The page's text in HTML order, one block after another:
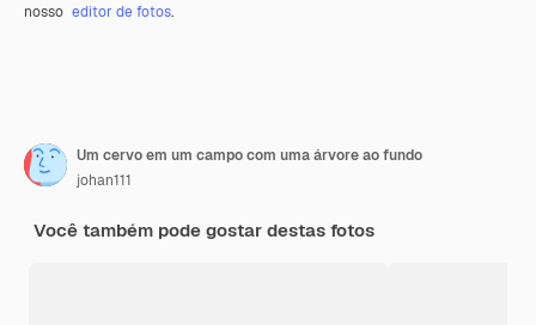
nosso editor de fotos.
Um cervo em um campo com uma árvore ao fundo
johan111
Você também pode gostar destas fotos